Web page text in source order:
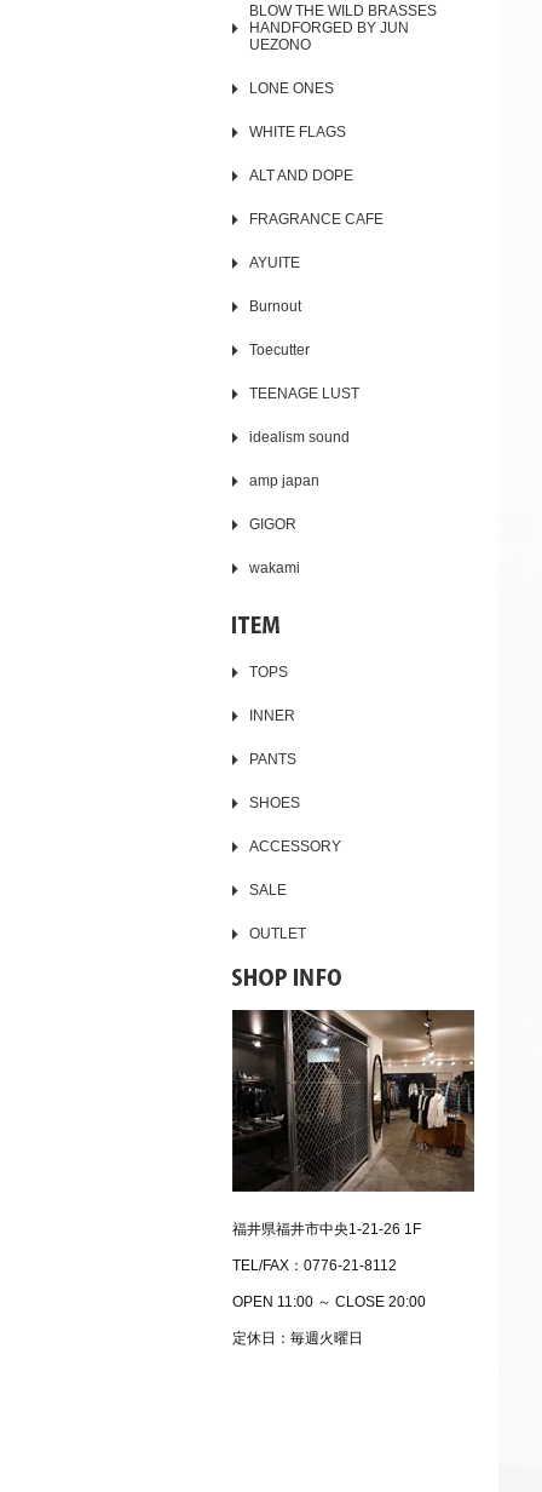
BLOW THE WILD BRASSES
HANDFORGED BY JUN
UEZONO
LONE ONES
WHITE FLAGS
ALT AND DOPE
FRAGRANCE CAFE
AYUITE
Burnout
Toecutter
TEENAGE LUST
idealism sound
amp japan
GIGOR
wakami
TOPS
INNER
PANTS
SHOES
ACCESSORY
SALE
OUTLET
福井県福井市中央1-21-26 1F
TEL/FAX：0776-21-8112
OPEN 11:00 ～ CLOSE 20:00
定休日：毎週火曜日